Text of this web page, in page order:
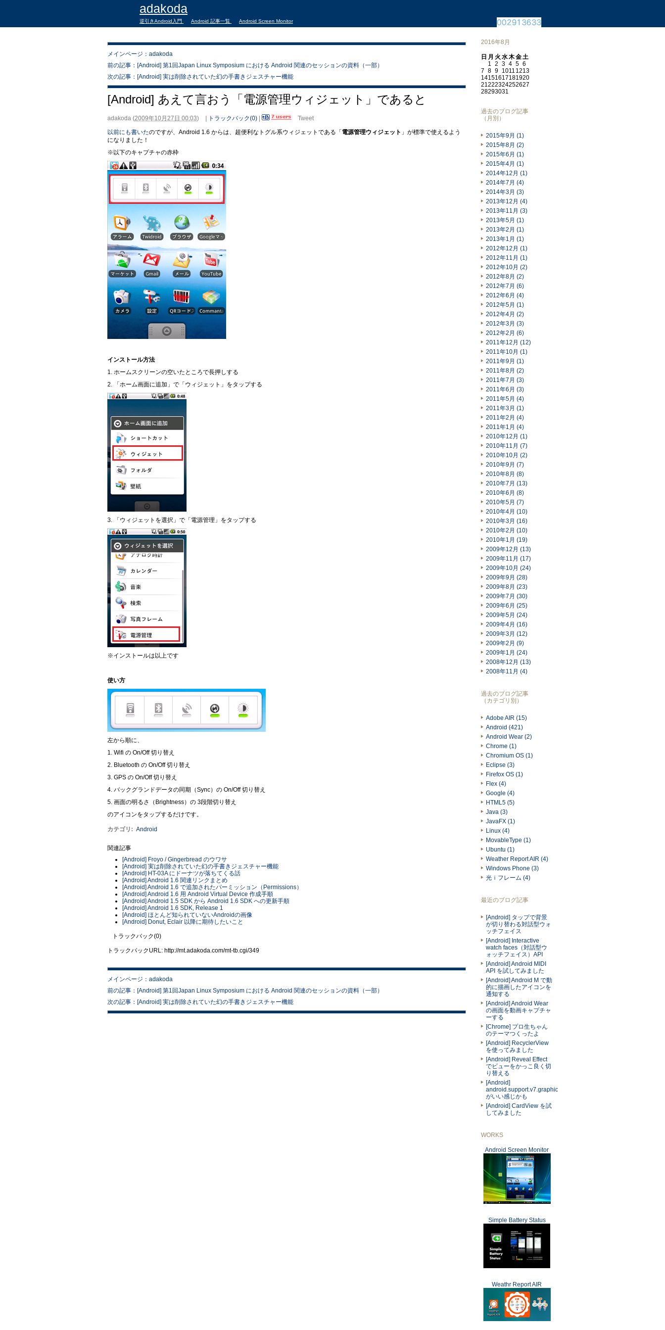
adakoda
逆引きAndroid入門 Android 記事一覧 Android Screen Monitor
メインページ：adakoda
前の記事：[Android] 第1回Japan Linux Symposium における Android 関連のセッションの資料（一部）
次の記事：[Android] 実は削除されていた幻の手書きジェスチャー機能
[Android] あえて言おう「電源管理ウィジェット」であると
adakoda (2009年10月27日 00:03) トラックバック(0)
Tweet
以前にも書いたのですが、Android 1.6 からは、超便利なトグル系ウィジェットである「電源管理ウィジェット 」が標準で使えるよう
になりました！
※以下のキャプチャの赤枠
インストール方法
1. ホームスクリーンの空いたところで長押しする
2. 「ホーム画面に追加」で「ウィジェット」をタップする
3. 「ウィジェットを選択」で「電源管理」をタップする
※インストールは以上です
使い方
左から順に、
1. Wifi の On/Off 切り替え
2. Bluetooth の On/Off 切り替え
3. GPS の On/Off 切り替え
4. バックグランドデータの同期（Sync）の On/Off 切り替え
5. 画面の明るさ（Brightness）の 3段階切り替え
のアイコンをタップするだけです。
カテゴリ : Android
関連記事
[Android] Froyo / Gingerbread のウワサ
[Android] 実は削除されていた幻の手書きジェスチャー機能
[Android] HT-03A にドーナツが落ちてくる話
[Android] Android 1.6 関連リンクまとめ
[Android] Android 1.6 で追加されたパーミッション（Permissions）
[Android] Android 1.6 用 Android Virtual Device 作成手順
[Android] Android 1.5 SDK から Android 1.6 SDK への更新手順
[Android] Android 1.6 SDK, Release 1
[Android] ほとんど知られていないAndroidの画像
[Android] Donut, Eclair 以降に期待したいこと
トラックバック(0)
トラックバックURL: http://mt.adakoda.com/mt-tb.cgi/349
メインページ：adakoda
前の記事：[Android] 第1回Japan Linux Symposium における Android 関連のセッションの資料（一部）
次の記事：[Android] 実は削除されていた幻の手書きジェスチャー機能
2016年8月
日 月 火 水木金土
1 2 3 4 5 6
7 8 9 1011 1213
14151617181920
21222324252627
28293031
過去のブログ記事
（月別）
2015年9月 (1)
2015年8月 (2)
2015年6月 (1)
2015年4月 (1)
2014年12月 (1)
2014年7月 (4)
2014年3月 (3)
2013年12月 (4)
2013年11月 (3)
2013年5月 (1)
2013年2月 (1)
2013年1月 (1)
2012年12月 (1)
2012年11月 (1)
2012年10月 (2)
2012年8月 (2)
2012年7月 (6)
2012年6月 (4)
2012年5月 (1)
2012年4月 (2)
2012年3月 (3)
2012年2月 (6)
2011年12月 (12)
2011年10月 (1)
2011年9月 (1)
2011年8月 (2)
2011年7月 (3)
2011年6月 (3)
2011年5月 (4)
2011年3月 (1)
2011年2月 (4)
2011年1月 (4)
2010年12月 (1)
2010年11月 (7)
2010年10月 (2)
2010年9月 (7)
2010年8月 (8)
2010年7月 (13)
2010年6月 (8)
2010年5月 (7)
2010年4月 (10)
2010年3月 (16)
2010年2月 (10)
2010年1月 (19)
2009年12月 (13)
2009年11月 (17)
2009年10月 (24)
2009年9月 (28)
2009年8月 (23)
2009年7月 (30)
2009年6月 (25)
2009年5月 (24)
2009年4月 (16)
2009年3月 (12)
2009年2月 (9)
2009年1月 (24)
2008年12月 (13)
2008年11月 (4)
過去のブログ記事
（カテゴリ別）
Adobe AIR (15)
Android (421)
Android Wear (2)
Chrome (1)
Chromium OS (1)
Eclipse (3)
Firefox OS (1)
Flex (4)
Google (4)
HTML5 (5)
Java (3)
JavaFX (1)
Linux (4)
MovableType (1)
Ubuntu (1)
Weather Report AIR (4)
Windows Phone (3)
光ｉフレーム (4)
最近のブログ記事
[Android] タップで背景
が切り替わる対話型ウォ
ッチフェイス
[Android] Interactive
watch faces（対話型ウ
ォッチフェイス）API
[Android] Android MIDI
API を試してみました
[Android] Android M で動
的に描画したアイコンを
通知する
[Android] Android Wear
の画面を動画キャプチャ
ーする
[Chrome] プロ生ちゃん
のテーマつくったよ
[Android] RecyclerView
を使ってみました
[Android] Reveal Effect
でビューをかっこ良く切
り替える
[Android]
android.support.v7.graphics.Palette
がいい感じかも
[Android] CardView を試
してみました
WORKS
Android Screen Monitor
Simple Battery Status
Weathr Report AIR